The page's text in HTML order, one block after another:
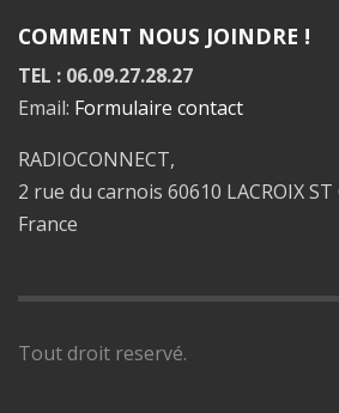
COMMENT NOUS JOINDRE !
TEL : 06.09.27.28.27
Email: Formulaire contact
RADIOCONNECT,
2 rue du carnois 60610 LACROIX ST
France
Tout droit reservé.